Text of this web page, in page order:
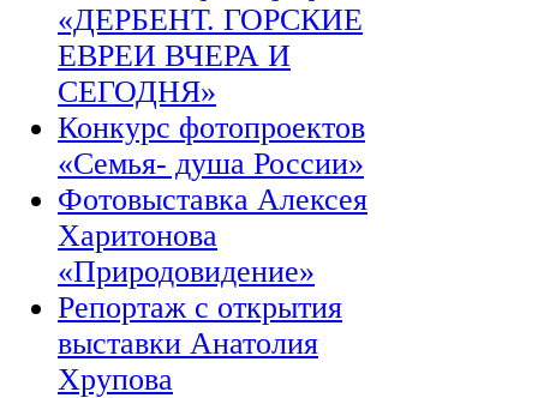
«ДЕРБЕНТ. ГОРСКИЕ
ЕВРЕИ ВЧЕРА И
СЕГОДНЯ»
Конкурс фотопроектов
«Семья- душа России»
Фотовыставка Алексея
Харитонова
«Природовидение»
Репортаж с открытия
выставки Анатолия
Хрупова